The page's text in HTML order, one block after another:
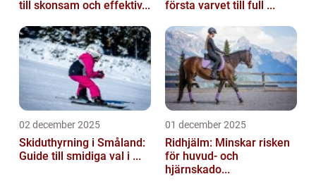
till skonsam och effektiv...
första varvet till full ...
02 december 2025
Skiduthyrning i Småland:
Guide till smidiga val i ...
01 december 2025
Ridhjälm: Minskar risken
för huvud- och
hjärnskado...